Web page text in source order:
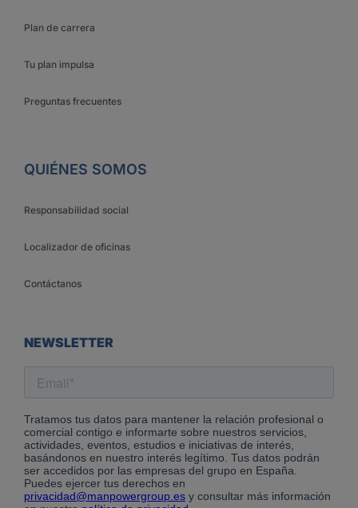
Plan de carrera
Tu plan impulsa
Preguntas frecuentes
QUIÉNES SOMOS
Responsabilidad social
Localizador de oficinas
Contáctanos
NEWSLETTER